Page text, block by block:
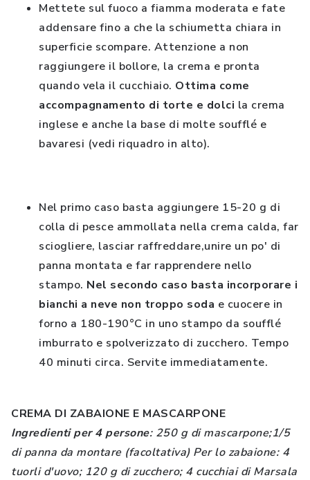
Mettete sul fuoco a fiamma moderata e fate
addensare fino a che la schiumetta chiara in
superficie scompare. Attenzione a non
raggiungere il bollore, la crema e pronta
quando vela il cucchiaio. Ottima come
accompagnamento di torte e dolci la crema
inglese e anche la base di molte soufflé e
bavaresi (vedi riquadro in alto).
Nel primo caso basta aggiungere 15-20 g di
colla di pesce ammollata nella crema calda, far
sciogliere, lasciar raffreddare,unire un po' di
panna montata e far rapprendere nello
stampo. Nel secondo caso basta incorporare i
bianchi a neve non troppo soda e cuocere in
forno a 180-190°C in uno stampo da soufflé
imburrato e spolverizzato di zucchero. Tempo
40 minuti circa. Servite immediatamente.
CREMA DI ZABAIONE E MASCARPONE
Ingredienti per 4 persone: 250 g di mascarpone;1/5
di panna da montare (facoltativa) Per lo zabaione: 4
tuorli d'uovo; 120 g di zucchero; 4 cucchiai di Marsala